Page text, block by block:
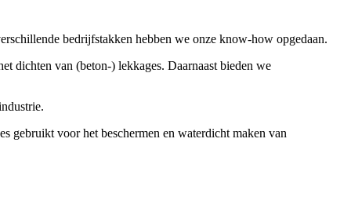
bedrijfstakken hebben we onze know-how opgedaan.
dichten van (beton-) lekkages. Daarnaast bieden we
gebruikt voor het beschermen en waterdicht maken van